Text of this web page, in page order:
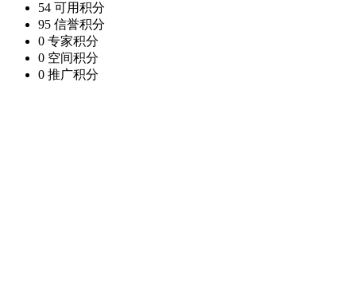
54 可用积分
95 信誉积分
0 专家积分
0 空间积分
0 推广积分